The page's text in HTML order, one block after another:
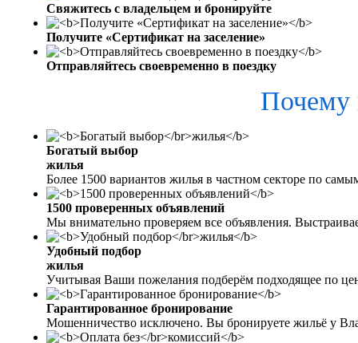
Свяжитесь с владельцем и бронируйте
Получите «Сертификат на заселение»
Отправляйтесь своевременно в поездку
Почему
Богатый выбор
жилья
Более 1500 вариантов жилья в частном секторе по
1500 проверенных объявлений
Мы внимательно проверяем все объявления.
Удобный подбор
жилья
Учитывая Ваши пожелания подберём подходящее по
Гарантированное бронирование
Мошенничество исключено. Вы бронируете жильё у